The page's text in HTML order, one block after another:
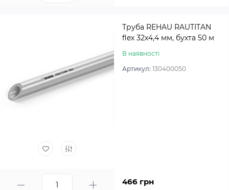
Труба REHAU RAUTITAN
flex 32х4,4 мм, бухта 50 м
В наявності
Артикул: 130400050
466 грн